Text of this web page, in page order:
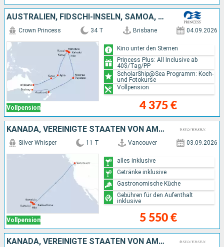
AUSTRALIEN, FIDSCHI-INSELN, SAMOA, VEREINIGTE STAATEN VON AMERIKA, FRANKREICH, NEUSEELAND
Vollpension
Crown Princess 34 T Brisbane 04.09.2026
4 375 €
Kino unter den Sternen
Princess Plus: All Inclusive ab
40$/Tag/PP
ScholarShip@Sea Programm: Koch-
und Fotokurse
Vollpension
KANADA, VEREINIGTE STAATEN VON AMERIKA
Vollpension
Silver Whisper 11 T Vancouver 03.09.2026
5 550 €
alles inklusive
Getränke inklusive
Gastronomische Küche
Gebühren für den Aufenthalt
inklusive
KANADA, VEREINIGTE STAATEN VON AMERIKA